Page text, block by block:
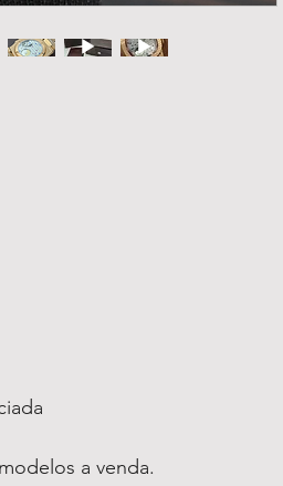
a venda.